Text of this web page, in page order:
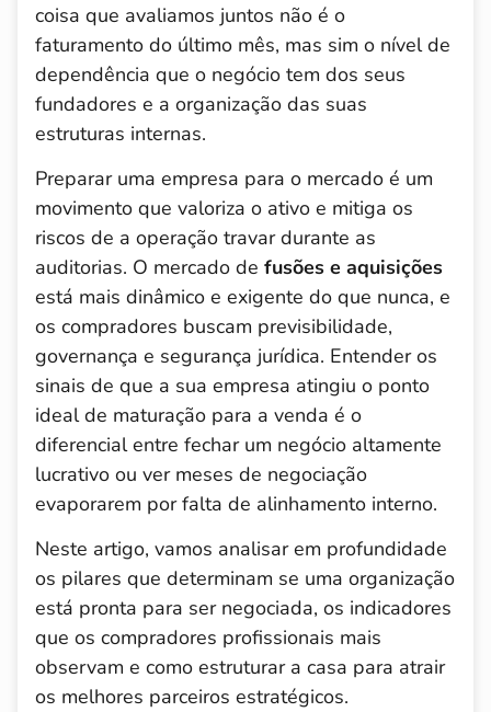
coisa que avaliamos juntos não é o
faturamento do último mês, mas sim o nível de
dependência que o negócio tem dos seus
fundadores e a organização das suas
estruturas internas.
Preparar uma empresa para o mercado é um
movimento que valoriza o ativo e mitiga os
riscos de a operação travar durante as
auditorias. O mercado de fusões e aquisições
está mais dinâmico e exigente do que nunca, e
os compradores buscam previsibilidade,
governança e segurança jurídica. Entender os
sinais de que a sua empresa atingiu o ponto
ideal de maturação para a venda é o
diferencial entre fechar um negócio altamente
lucrativo ou ver meses de negociação
evaporarem por falta de alinhamento interno.
Neste artigo, vamos analisar em profundidade
os pilares que determinam se uma organização
está pronta para ser negociada, os indicadores
que os compradores profissionais mais
observam e como estruturar a casa para atrair
os melhores parceiros estratégicos.